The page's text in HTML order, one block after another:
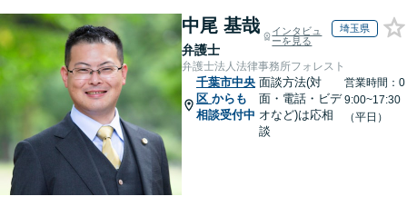
中尾 基哉
弁護士
インタビュ
ーを見る
埼玉県
弁護士法人法律事務所フォレスト
千葉市中央
区 からも
相談受付中
面談方法(対
面・電話・ビデ
オなど)は応相
談
営業時間：0
9:00~17:30
（平日）